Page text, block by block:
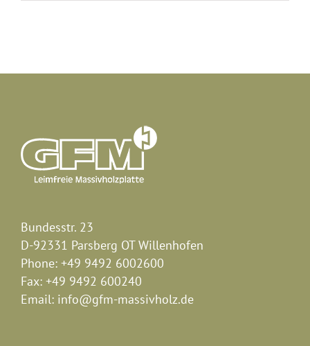
Bundesstr. 23
D-92331 Parsberg OT Willenhofen
Phone: +49 9492 6002600
Fax: +49 9492 600240
Email: info@gfm-massivholz.de